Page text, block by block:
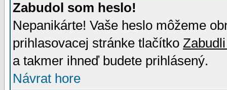
Zabudol som heslo!
Nepanikárte! Vaše heslo môžeme
prihlasovacej stránke tlačítko
a takmer ihneď budete prihlásený.
Návrat hore